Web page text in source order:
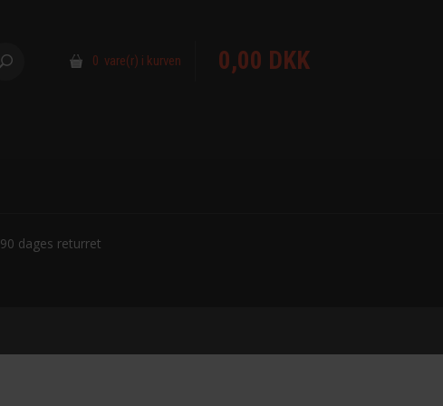
0 vare(r) i kurven 0,00 DKK
90 dages returret